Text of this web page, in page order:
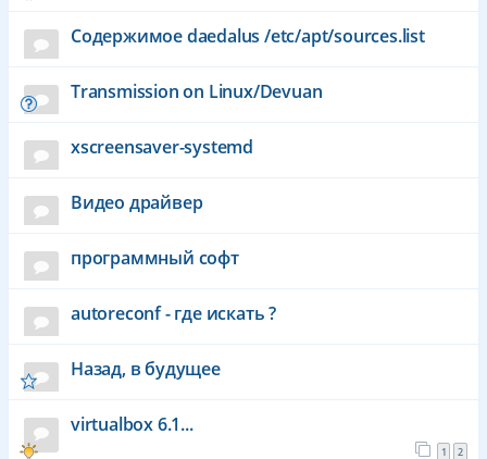
Содержимое daedalus /etc/apt/sources.list
Transmission on Linux/Devuan
xscreensaver-systemd
Видео драйвер
программный софт
autoreconf - где искать ?
Назад, в будущее
virtualbox 6.1...
1 2